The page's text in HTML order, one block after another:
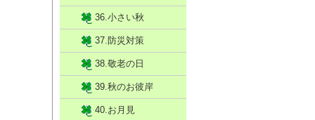
36.小さい秋
37.防災対策
38.敬老の日
39.秋のお彼岸
40.お月見